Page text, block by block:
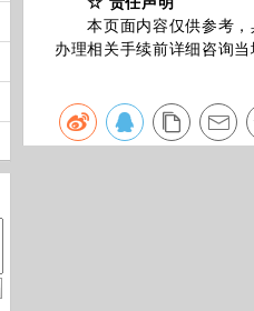
本页面内容仅供参考，
办理相关手续前详细咨询